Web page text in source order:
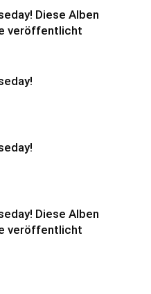
Diese Alben
veröffentlicht
Diese Alben
veröffentlicht